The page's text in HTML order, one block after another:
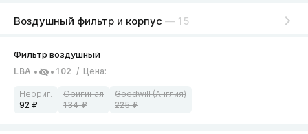
Воздушный фильтр и корпус — 15
LBA 102 / Цена:
92 134 225